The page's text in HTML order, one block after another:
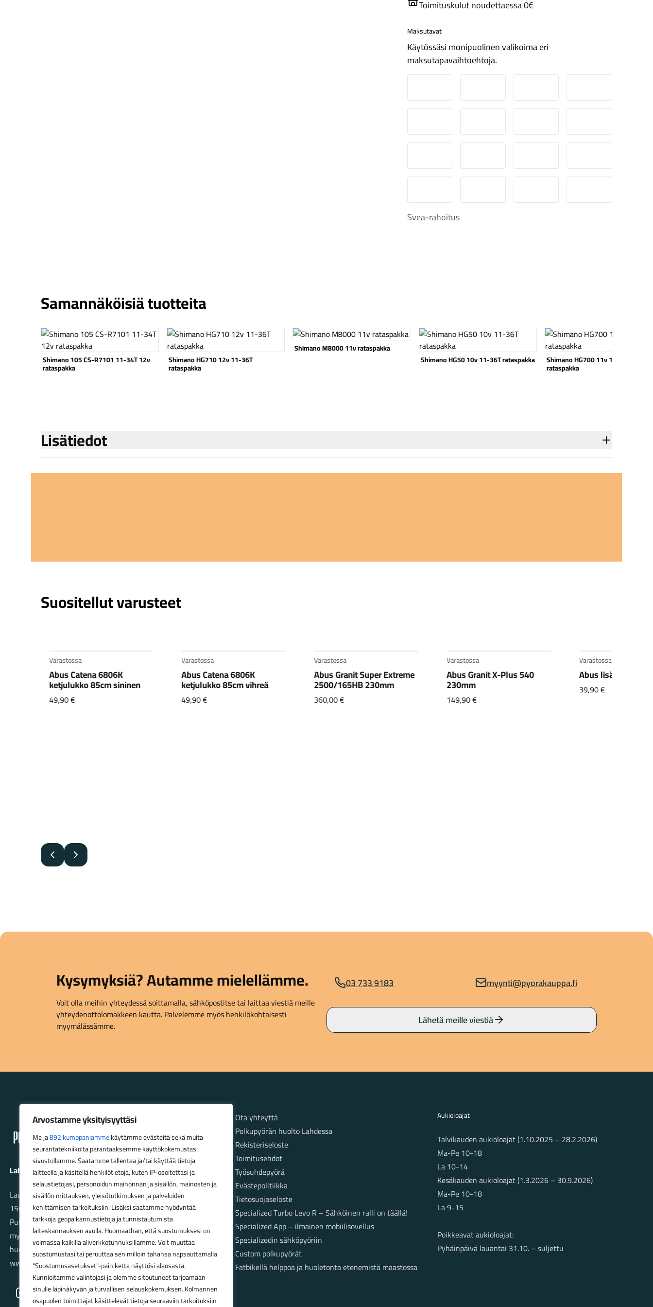
Arvostamme yksityisyyttäsi
Me ja892 kumppaniammekäytämme evästeitä sekä muita
seurantatekniikoita parantaaksemme käyttökokemustasi
sivustollamme. Saatamme tallentaa ja/tai käyttää tietoja
laitteella ja käsitellä henkilötietoja, kuten IP-osoitettasi ja
selaustietojasi, personoidun mainonnan ja sisällön, mainosten ja
sisällön mittauksen, yleisötutkimuksen ja palveluiden
kehittämisen tarkoituksiin. Lisäksi saatamme hyödyntää
tarkkoja geopaikannustietoja ja tunnistautumista
laiteskannauksen avulla. Huomaathan, että suostumuksesi on
voimassa kaikilla aliverkkotunnuksillamme. Voit muuttaa
suostumustasi tai peruuttaa sen milloin tahansa napsauttamalla
"Suostumusasetukset"-painiketta näyttösi alaosasta.
Kunnioitamme valintojasi ja olemme sitoutuneet tarjoamaan
sinulle läpinäkyvän ja turvallisen selauskokemuksen. Kolmannen
osapuolen toimittajat käsittelevät tietoja seuraaviin tarkoituksiin
Toimituskulut noudettaessa 0€
Maksutavat
Käytössäsi monipuolinen valikoima eri
maksutapavaihtoehtoja.
Svea-rahoitus
Samannäköisiä tuotteita
Katso tuote
Shimano 105 CS-R7101 11-34T 12v
rataspakka
Katso tuote
Shimano HG710 12v 11-36T
rataspakka
Katso tuote
Shimano M8000 11v rataspakka
Katso tuote
Shimano HG50 10v 11-36T rataspakka
Katso tuote
Shimano HG700 11v 11-34T
rataspakka
Lisätiedot
Suositellut varusteet
Varastossa
Abus Catena 6806K
ketjulukko 85cm sininen
49,90€
Varastossa
Abus Catena 6806K
ketjulukko 85cm vihreä
49,90€
Varastossa
Abus Granit Super Extreme
2500/165HB 230mm
360,00€
Varastossa
Abus Granit X-Plus 540
230mm
149,90€
Varastossa
Abus lisäketju
39,90€
EdellinenSeuraava
Kysymyksiä? Autamme mielellämme.
Voit olla meihin yhteydessä soittamalla, sähköpostitse tai laittaa viestiä meille
yhteydenottolomakkeen kautta. Palvelemme myös henkilökohtaisesti
myymälässämme.
03 733 9183 myynti@pyorakauppa.fi
Lähetä meille viestiä
Lahden Polkupyörähuolto - etusivulle
Lahden Polkupyörähuolto Oy
Launeenkatu 80
15610 LAHTI
Puh. 03 733 9183
myynti@pyorakauppa.fi
huolto@pyorakauppa.fi
www.pyorakauppa.fi
InstagramFacebook
SivutOta yhteyttä
Polkupyörän huolto Lahdessa
Rekisteriseloste
Toimitusehdot
Työsuhdepyörä
Evästepolitiikka
Tietosuojaseloste
Specialized Turbo Levo R – Sähköinen ralli on täällä!
Specialized App – ilmainen mobiilisovellus
Specializedin sähköpyöriin
Custom polkupyörät
Fatbikellä helppoa ja huoletonta etenemistä maastossa
Aukioloajat
Talvikauden aukioloajat (1.10.2025 – 28.2.2026)
Ma-Pe 10-18
La 10-14
Kesäkauden aukioloajat (1.3.2026 – 30.9.2026)
Ma-Pe 10-18
La 9-15
Poikkeavat aukioloajat:
Pyhäinpäivä lauantai 31.10. – suljettu